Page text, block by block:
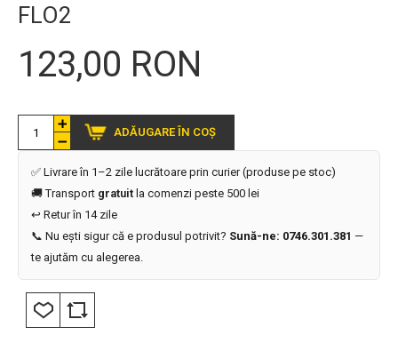
FLO2
123,00 RON
ADĂUGARE ÎN COȘ
✅ Livrare în 1–2 zile lucrătoare prin curier (produse pe stoc)
🚚 Transport gratuit la comenzi peste 500 lei
↩️ Retur în 14 zile
📞 Nu ești sigur că e produsul potrivit? Sună-ne: 0746.301.381 —
te ajutăm cu alegerea.